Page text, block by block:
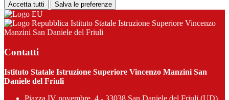
Accetta tutti Salva le preferenze
Istituto Statale Istruzione Superiore Vincenzo
Manzini San Daniele del Friuli
Contatti
Istituto Statale Istruzione Superiore Vincenzo Manzini San
Daniele del Friuli
Piazza IV novembre, 4 - 33038 San Daniele del Friuli (UD)